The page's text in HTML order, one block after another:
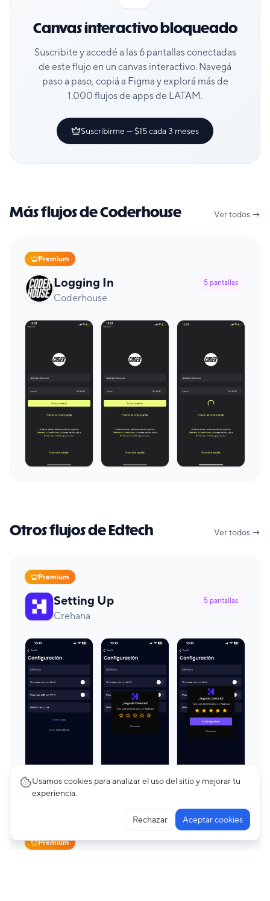
Canvas interactivo bloqueado
Suscribite y accedé a las 6pantallas conectadas
de este flujo en un canvas interactivo. Navegá
paso a paso, copiá a Figma y explorá más de
1.000 flujos de apps de LATAM.
Suscribirme — $15 cada 3 meses
Más flujos de Coderhouse Ver todos →
Premium
Logging In
Coderhouse
5 pantallas
Otros flujos de Edtech Ver todos →
Premium
Setting Up
Crehana
5 pantallas
Premium
Usamos cookies para analizar el uso del sitio y mejorar tu
experiencia.
Rechazar Aceptar cookies